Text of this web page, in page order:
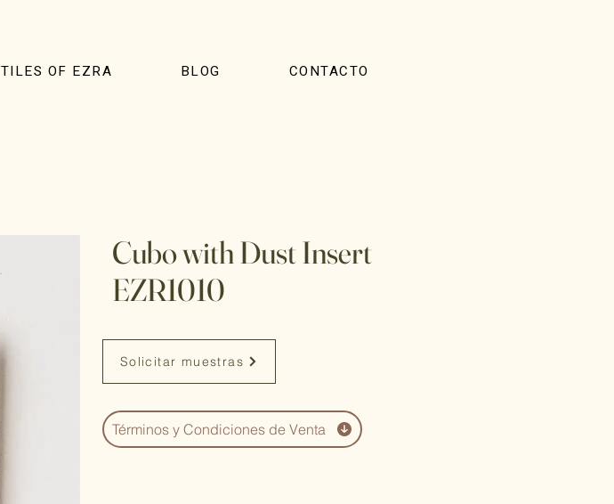
TILES OF EZRA BLOG CONTACTO
Cubo with Dust Insert
EZR1010
Solicitar muestras
Términos y Condiciones de Venta